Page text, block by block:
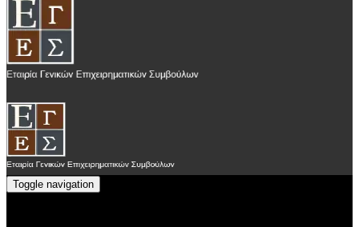
Toggle navigation